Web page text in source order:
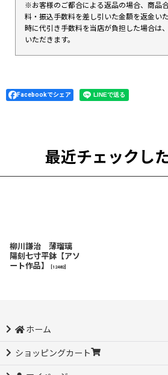
※お客様のご都合による返品の場合、商品
料・振込手数料を差し引いた金額を返金い
時に代引き手数料を当店が負担した場合は
いただきます。
Facebookでシェア
最近チェックし
柳川謙治 薄瑠璃
陽刻七寸平鉢【アソ
ート作品】
12482]
ホーム
ショッピングカート